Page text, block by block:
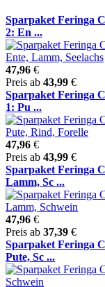
Sparpaket Feringa
2: En ...
47,96 €
Preis ab 43,99 €
Sparpaket Feringa
1: Pu ...
47,96 €
Preis ab 43,99 €
Sparpaket Feringa
Lamm, Sc ...
47,96 €
Preis ab 37,39 €
Sparpaket Feringa
Pute, Sc ...